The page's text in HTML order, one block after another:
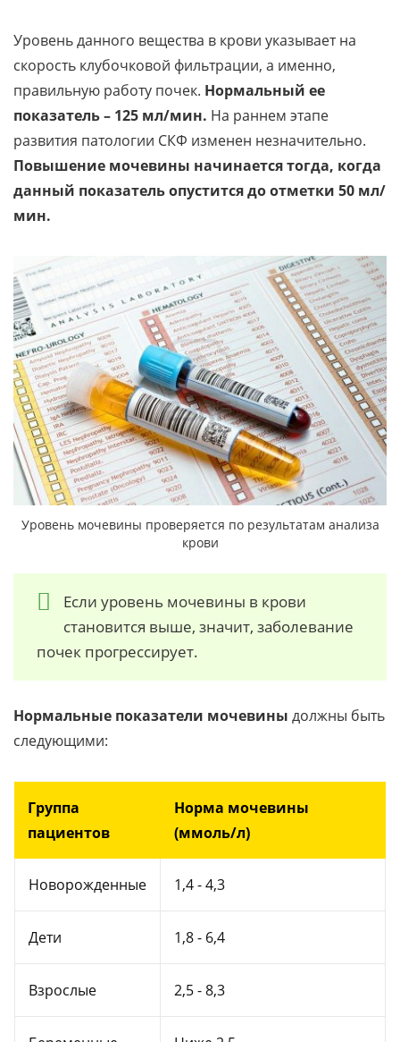
Уровень данного вещества в крови указывает на
скорость клубочковой фильтрации, а именно,
правильную работу почек. Нормальный ее
показатель – 125 мл/мин. На раннем этапе
развития патологии СКФ изменен незначительно.
Повышение мочевины начинается тогда, когда
данный показатель опустится до отметки 50 мл/
мин.
Уровень мочевины проверяется по результатам анализа
крови
Если уровень мочевины в крови
становится выше, значит, заболевание
почек прогрессирует.
Нормальные показатели мочевины должны быть
следующими:
Группа
пациентов
Норма мочевины
(ммоль/л)
Новорожденные 1,4 - 4,3
Дети 1,8 - 6,4
Взрослые 2,5 - 8,3